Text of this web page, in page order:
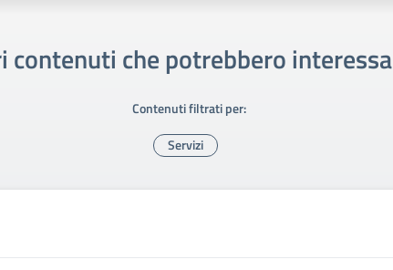
contenuti che potrebbero
Contenuti filtrati per:
Servizi